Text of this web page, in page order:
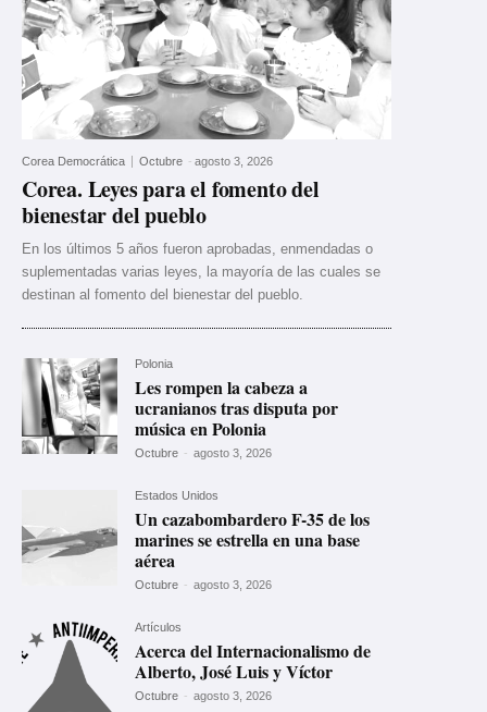
Corea Democrática Octubre - agosto 3, 2026
Corea. Leyes para el fomento del
bienestar del pueblo
En los últimos 5 años fueron aprobadas, enmendadas o
suplementadas varias leyes, la mayoría de las cuales se
destinan al fomento del bienestar del pueblo.
Polonia
Les rompen la cabeza a
ucranianos tras disputa por
música en Polonia
Octubre - agosto 3, 2026
Estados Unidos
Un cazabombardero F-35 de los
marines se estrella en una base
aérea
Octubre - agosto 3, 2026
Artículos
Acerca del Internacionalismo de
Alberto, José Luis y Víctor
Octubre - agosto 3, 2026